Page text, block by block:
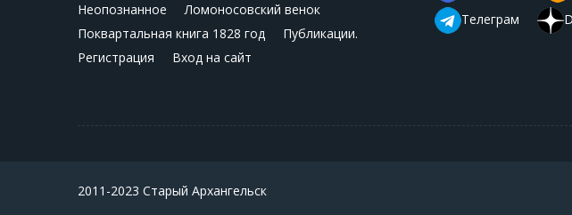
Неопознанное
Ломоносовский венок
Поквартальная книга 1828 год
Публикации.
Регистрация
Вход на сайт
Телеграм
2011-2023 Старый Архангельск